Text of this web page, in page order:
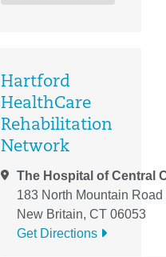
Hartford
HealthCare
Rehabilitation
Network
The Hospital of Central
183 North Mountain Road
New Britain, CT 06053
Get Directions